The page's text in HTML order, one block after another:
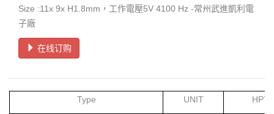
Size :11x 9x H1.8mm，工作電壓5V 4100 Hz -常州武進凱利電
子廠
在线订购
Type UNIT